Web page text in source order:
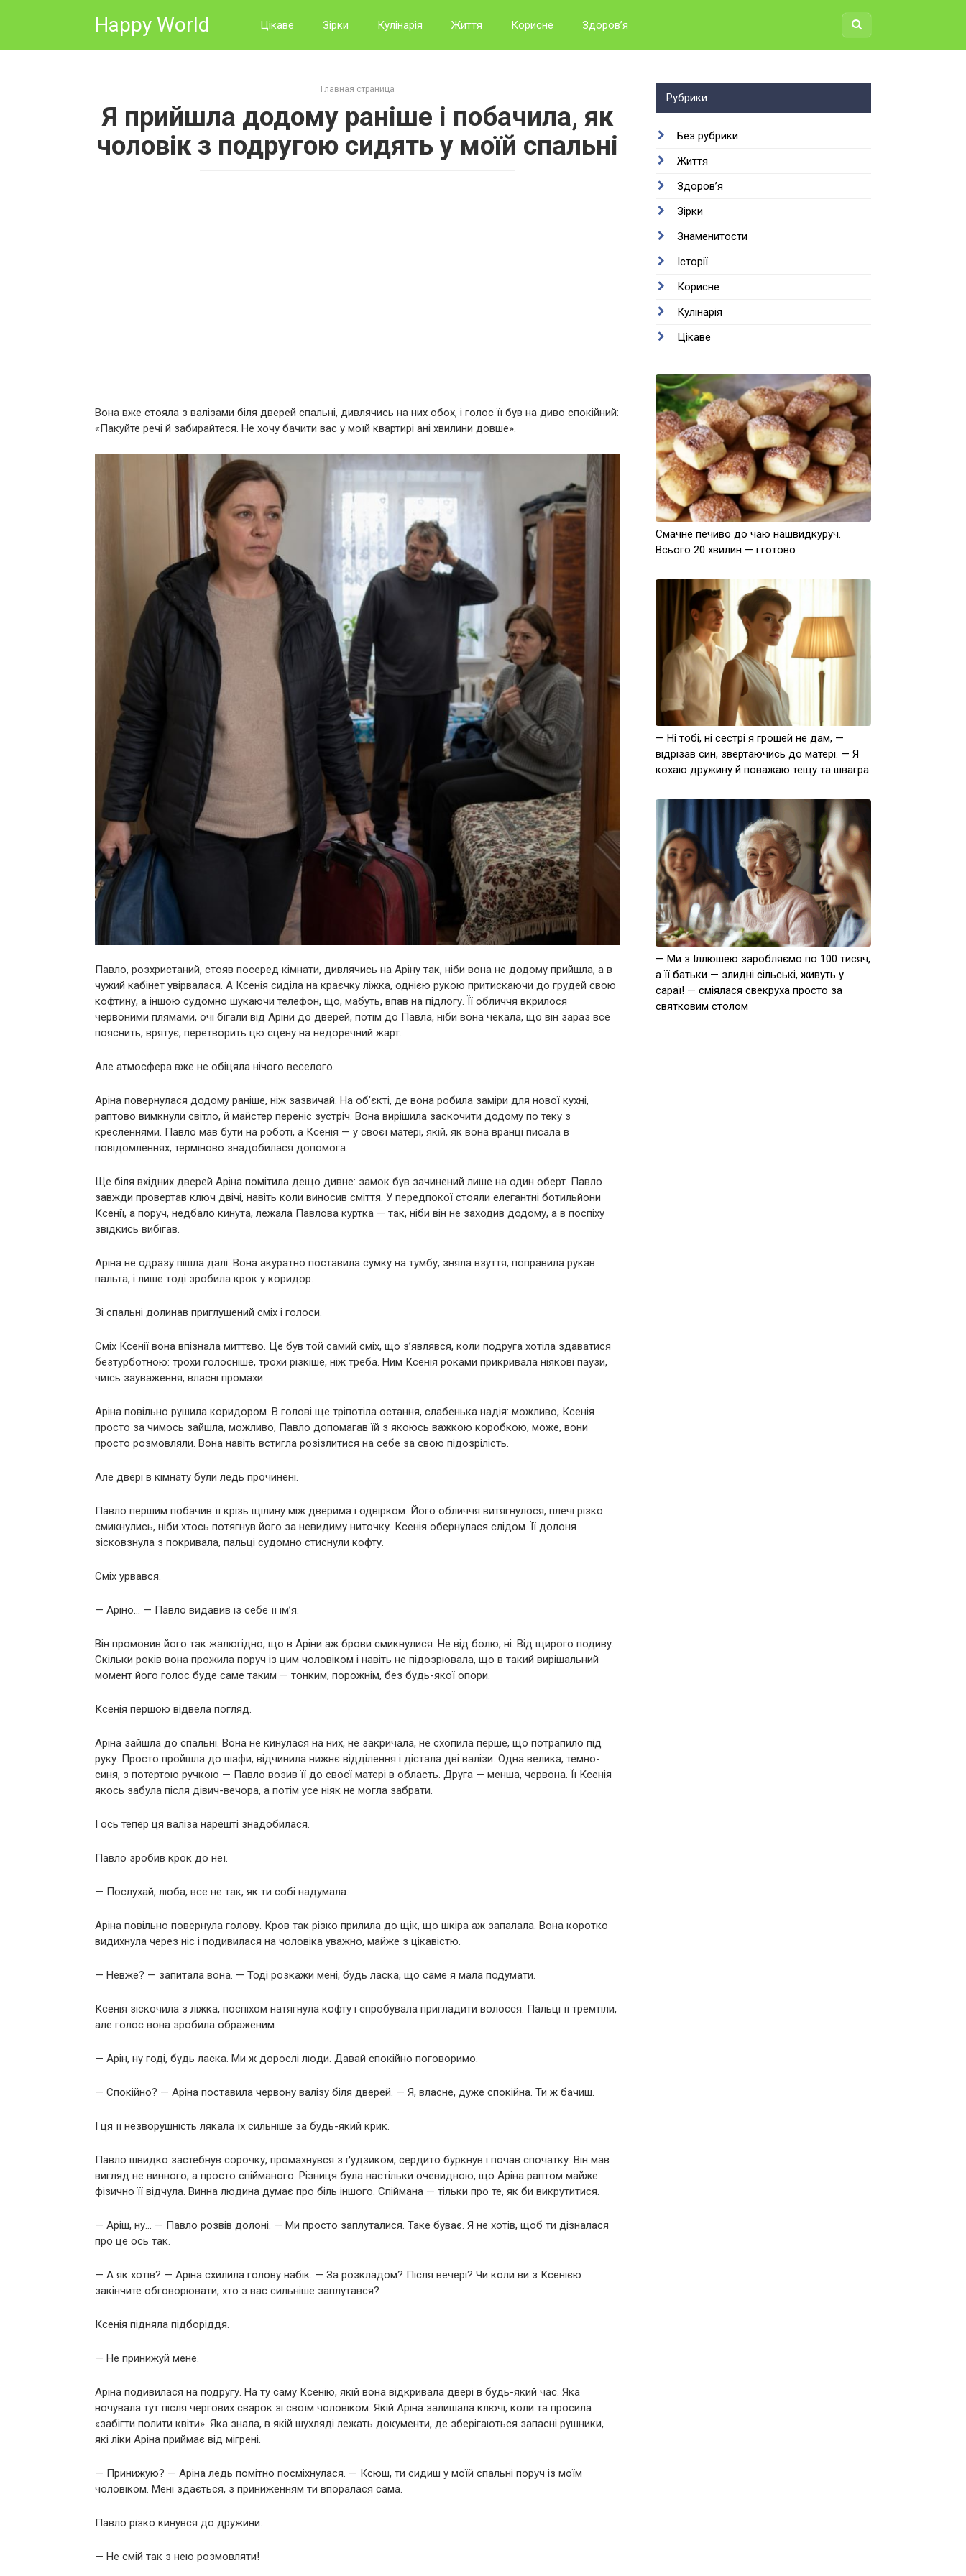
Happy World Цікаве Зірки Кулінарія Життя Корисне Здоров’я
Главная страница
Я прийшла додому раніше і побачила, як
чоловік з подругою сидять у моїй спальні
Вона вже стояла з валізами біля дверей спальні, дивлячись на них обох, і голос її був на диво спокійний:
«Пакуйте речі й забирайтеся. Не хочу бачити вас у моїй квартирі ані хвилини довше».
Павло, розхристаний, стояв посеред кімнати, дивлячись на Аріну так, ніби вона не додому прийшла, а в
чужий кабінет увірвалася. А Ксенія сиділа на краєчку ліжка, однією рукою притискаючи до грудей свою
кофтину, а іншою судомно шукаючи телефон, що, мабуть, впав на підлогу. Її обличчя вкрилося
червоними плямами, очі бігали від Аріни до дверей, потім до Павла, ніби вона чекала, що він зараз все
пояснить, врятує, перетворить цю сцену на недоречний жарт.
Але атмосфера вже не обіцяла нічого веселого.
Аріна повернулася додому раніше, ніж зазвичай. На об’єкті, де вона робила заміри для нової кухні,
раптово вимкнули світло, й майстер переніс зустріч. Вона вирішила заскочити додому по теку з
кресленнями. Павло мав бути на роботі, а Ксенія — у своєї матері, якій, як вона вранці писала в
повідомленнях, терміново знадобилася допомога.
Ще біля вхідних дверей Аріна помітила дещо дивне: замок був зачинений лише на один оберт. Павло
завжди провертав ключ двічі, навіть коли виносив сміття. У передпокої стояли елегантні ботильйони
Ксенії, а поруч, недбало кинута, лежала Павлова куртка — так, ніби він не заходив додому, а в поспіху
звідкись вибігав.
Аріна не одразу пішла далі. Вона акуратно поставила сумку на тумбу, зняла взуття, поправила рукав
пальта, і лише тоді зробила крок у коридор.
Зі спальні долинав приглушений сміх і голоси.
Сміх Ксенії вона впізнала миттєво. Це був той самий сміх, що з’являвся, коли подруга хотіла здаватися
безтурботною: трохи голосніше, трохи різкіше, ніж треба. Ним Ксенія роками прикривала ніякові паузи,
чиїсь зауваження, власні промахи.
Аріна повільно рушила коридором. В голові ще тріпотіла остання, слабенька надія: можливо, Ксенія
просто за чимось зайшла, можливо, Павло допомагав їй з якоюсь важкою коробкою, може, вони
просто розмовляли. Вона навіть встигла розізлитися на себе за свою підозрілість.
Але двері в кімнату були ледь прочинені.
Павло першим побачив її крізь щілину між дверима і одвірком. Його обличчя витягнулося, плечі різко
смикнулись, ніби хтось потягнув його за невидиму ниточку. Ксенія обернулася слідом. Її долоня
зісковзнула з покривала, пальці судомно стиснули кофту.
Сміх урвався.
— Аріно… — Павло видавив із себе її ім’я.
Він промовив його так жалюгідно, що в Аріни аж брови смикнулися. Не від болю, ні. Від щирого подиву.
Скільки років вона прожила поруч із цим чоловіком і навіть не підозрювала, що в такий вирішальний
момент його голос буде саме таким — тонким, порожнім, без будь-якої опори.
Ксенія першою відвела погляд.
Аріна зайшла до спальні. Вона не кинулася на них, не закричала, не схопила перше, що потрапило під
руку. Просто пройшла до шафи, відчинила нижнє відділення і дістала дві валізи. Одна велика, темно-
синя, з потертою ручкою — Павло возив її до своєї матері в область. Друга — менша, червона. Її Ксенія
якось забула після дівич-вечора, а потім усе ніяк не могла забрати.
І ось тепер ця валіза нарешті знадобилася.
Павло зробив крок до неї.
— Послухай, люба, все не так, як ти собі надумала.
Аріна повільно повернула голову. Кров так різко прилила до щік, що шкіра аж запалала. Вона коротко
видихнула через ніс і подивилася на чоловіка уважно, майже з цікавістю.
— Невже? — запитала вона. — Тоді розкажи мені, будь ласка, що саме я мала подумати.
Ксенія зіскочила з ліжка, поспіхом натягнула кофту і спробувала пригладити волосся. Пальці її тремтіли,
але голос вона зробила ображеним.
— Арін, ну годі, будь ласка. Ми ж дорослі люди. Давай спокійно поговоримо.
— Спокійно? — Аріна поставила червону валізу біля дверей. — Я, власне, дуже спокійна. Ти ж бачиш.
І ця її незворушність лякала їх сильніше за будь-який крик.
Павло швидко застебнув сорочку, промахнувся з ґудзиком, сердито буркнув і почав спочатку. Він мав
вигляд не винного, а просто спійманого. Різниця була настільки очевидною, що Аріна раптом майже
фізично її відчула. Винна людина думає про біль іншого. Спіймана — тільки про те, як би викрутитися.
— Аріш, ну… — Павло розвів долоні. — Ми просто заплуталися. Таке буває. Я не хотів, щоб ти дізналася
про це ось так.
— А як хотів? — Аріна схилила голову набік. — За розкладом? Після вечері? Чи коли ви з Ксенією
закінчите обговорювати, хто з вас сильніше заплутався?
Ксенія підняла підборіддя.
— Не принижуй мене.
Аріна подивилася на подругу. На ту саму Ксенію, якій вона відкривала двері в будь-який час. Яка
ночувала тут після чергових сварок зі своїм чоловіком. Якій Аріна залишала ключі, коли та просила
«забігти полити квіти». Яка знала, в якій шухляді лежать документи, де зберігаються запасні рушники,
які ліки Аріна приймає від мігрені.
— Принижую? — Аріна ледь помітно посміхнулася. — Ксюш, ти сидиш у моїй спальні поруч із моїм
чоловіком. Мені здається, з приниженням ти впоралася сама.
Павло різко кинувся до дружини.
— Не смій так з нею розмовляти!
Рубрики
Без рубрики
Життя
Здоров’я
Зірки
Знаменитости
Історії
Корисне
Кулінарія
Цікаве
Смачне печиво до чаю нашвидкуруч.
Всього 20 хвилин — і готово
— Ні тобі, ні сестрі я грошей не дам, —
відрізав син, звертаючись до матері. — Я
кохаю дружину й поважаю тещу та швагра
— Ми з Іллюшею заробляємо по 100 тисяч,
а її батьки — злидні сільські, живуть у
сараї! — сміялася свекруха просто за
святковим столом